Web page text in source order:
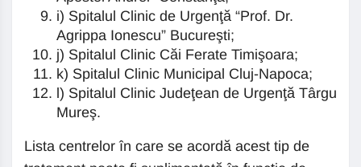
i) Spitalul Clinic de Urgenţă “Prof. Dr.
Agrippa Ionescu” Bucureşti;
j) Spitalul Clinic Căi Ferate Timişoara;
k) Spitalul Clinic Municipal Cluj-Napoca;
l) Spitalul Clinic Judeţean de Urgenţă Târgu
Mureş.
Lista centrelor în care se acordă acest tip de